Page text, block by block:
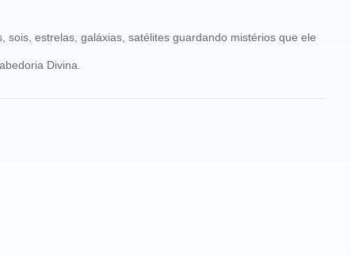
estrelas, galáxias, satélites guardando mistérios que ele
Divina.